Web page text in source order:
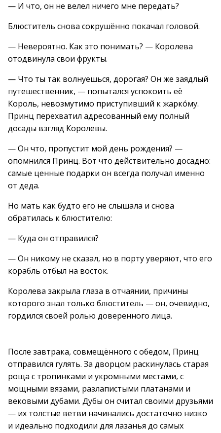
— И что, он не велел ничего мне передать?
Блюститель снова сокрушённо покачал головой.
— Невероятно. Как это понимать? — Королева
отодвинула свои фрукты.
— Что ты так волнуешься, дорогая? Он же заядлый
путешественник, — попытался успокоить её
Король, невозмутимо приступивший к жарко́му.
Принц перехватил адресованный ему полный
досады взгляд Королевы.
— Он что, пропустит мой день рождения? —
опомнился Принц. Вот что действительно досадно:
самые ценные подарки он всегда получал именно
от деда.
Но мать как будто его не слышала и снова
обратилась к блюстителю:
— Куда он отправился?
— Он никому не сказал, но в порту уверяют, что его
корабль отбыл на восток.
Королева закрыла глаза в отчаянии, причины
которого знал только блюститель — он, очевидно,
гордился своей ролью доверенного лица.
После завтрака, совмещённого с обедом, Принц
отправился гулять. За дворцом раскинулась старая
роща с тропинками и укромными местами, с
мощными вязами, разлапистыми платанами и
вековыми дубами. Дубы он считал своими друзьями
— их толстые ветви начинались достаточно низко
и идеально подходили для лазанья до самых